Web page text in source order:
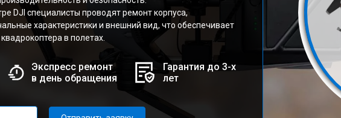
DJI специалисты проводят ремонт корпуса,
характеристики и внешний вид, что обеспечивает
в полетах.
Экспресс ремонт
в день обращения
Гарантия до 3-х
лет